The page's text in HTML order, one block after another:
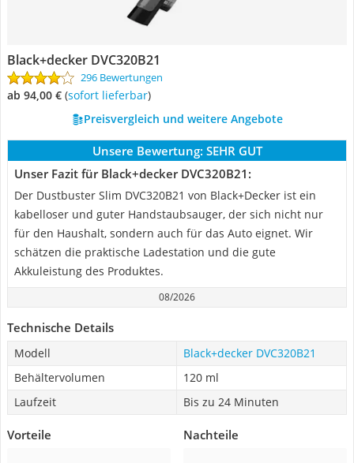
Black+decker DVC320B21
296 Bewertungen
ab 94,00 € ( Sofort lieferbar)
Preisvergleich und weitere Angebote
Unsere Bewertung: SEHR GUT
Unser Fazit für Black+decker DVC320B21:
Der Dustbuster Slim DVC320B21 von Black+Decker ist ein
kabelloser und guter Handstaubsauger, der sich nicht nur
für den Haushalt, sondern auch für das Auto eignet. Wir
schätzen die praktische Ladestation und die gute
Akkuleistung des Produktes.
08/2026
Technische Details
Modell
Black+decker DVC320B21
Behältervolumen
120 ml
Laufzeit
Bis zu 24 Minuten
Vorteile Nachteile